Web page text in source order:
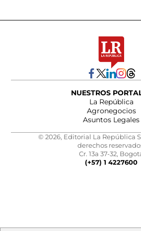
NUESTROS
La República
Agronegocios
Asuntos Legales
© 2026, Editorial La República
derechos
Cr. 13a 37-32,
(+57) 1 4227600